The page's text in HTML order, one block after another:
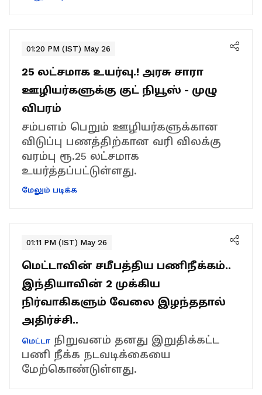
01:20 PM (IST) May 26
25 லட்சமாக உயர்வு.! அரசு சாரா
ஊழியர்களுக்கு குட் நியூஸ் - முழு
விபரம்
சம்பளம் பெறும் ஊழியர்களுக்கான
விடுப்பு பணத்திற்கான வரி விலக்கு
வரம்பு ரூ.25 லட்சமாக
உயர்த்தப்பட்டுள்ளது.
மேலும் படிக்க
01:11 PM (IST) May 26
மெட்டாவின் சமீபத்திய பணிநீக்கம்..
இந்தியாவின் 2 முக்கிய
நிர்வாகிகளும் வேலை இழந்ததால்
அதிர்ச்சி..
மெட்டா நிறுவனம் தனது இறுதிக்கட்ட
பணி நீக்க நடவடிக்கையை
மேற்கொண்டுள்ளது.